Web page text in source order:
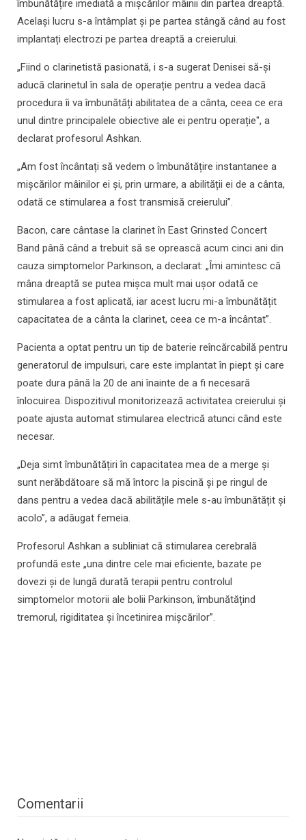
îmbunătățire imediată a mișcărilor mâinii din partea dreaptă.
Același lucru s-a întâmplat și pe partea stângă când au fost
implantați electrozi pe partea dreaptă a creierului.
„Fiind o clarinetistă pasionată, i s-a sugerat Denisei să-și
aducă clarinetul în sala de operație pentru a vedea dacă
procedura îi va îmbunătăți abilitatea de a cânta, ceea ce era
unul dintre principalele obiective ale ei pentru operație", a
declarat profesorul Ashkan.
„Am fost încântați să vedem o îmbunătățire instantanee a
mișcărilor mâinilor ei și, prin urmare, a abilității ei de a cânta,
odată ce stimularea a fost transmisă creierului”.
Bacon, care cântase la clarinet în East Grinsted Concert
Band până când a trebuit să se oprească acum cinci ani din
cauza simptomelor Parkinson, a declarat: „Îmi amintesc că
mâna dreaptă se putea mișca mult mai ușor odată ce
stimularea a fost aplicată, iar acest lucru mi-a îmbunătățit
capacitatea de a cânta la clarinet, ceea ce m-a încântat”.
Pacienta a optat pentru un tip de baterie reîncărcabilă pentru
generatorul de impulsuri, care este implantat în piept și care
poate dura până la 20 de ani înainte de a fi necesară
înlocuirea. Dispozitivul monitorizează activitatea creierului și
poate ajusta automat stimularea electrică atunci când este
necesar.
„Deja simt îmbunătățiri în capacitatea mea de a merge și
sunt nerăbdătoare să mă întorc la piscină și pe ringul de
dans pentru a vedea dacă abilitățile mele s-au îmbunătățit și
acolo”, a adăugat femeia.
Profesorul Ashkan a subliniat că stimularea cerebrală
profundă este „una dintre cele mai eficiente, bazate pe
dovezi și de lungă durată terapii pentru controlul
simptomelor motorii ale bolii Parkinson, îmbunătățind
tremorul, rigiditatea și încetinirea mișcărilor”.
Comentarii